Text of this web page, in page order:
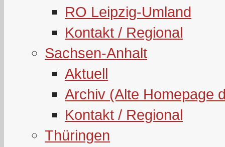
RO Leipzig-Umland
Kontakt / Regional
Sachsen-Anhalt
Aktuell
Archiv (Alte Homepage
Kontakt / Regional
Thüringen